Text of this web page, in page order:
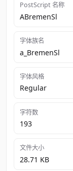
PostScript 名称
ABremenSl
字体族名
a_BremenSl
字体风格
Regular
字符数
193
文件大小
28.71 KB